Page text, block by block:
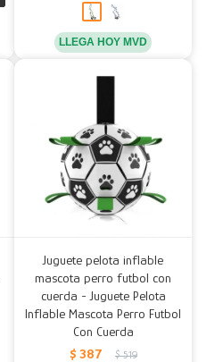
LLEGA HOY MVD
Juguete pelota inflable
mascota perro futbol con
cuerda - Juguete Pelota
Inflable Mascota Perro Futbol
Con Cuerda
$ 387 $ 519